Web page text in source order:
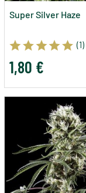
Super Silver Haze
(1)
1,80 €